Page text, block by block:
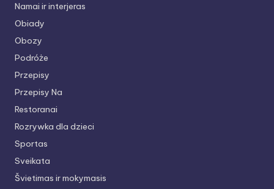
Namai ir interjeras
Obiady
Obozy
Podróże
Przepisy
Przepisy Na
Restoranai
Rozrywka dla dzieci
Sportas
Sveikata
Švietimas ir mokymasis